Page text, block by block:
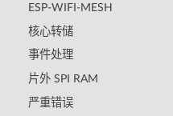
ESP-WIFI-MESH
核心转储
事件处理
片外 SPI RAM
严重错误